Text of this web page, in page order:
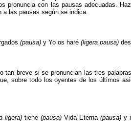
pronuncia con las pausas adecuadas.
a las pausas según se indica.
(pausa) y Yo os haré (ligera pausa)
tan breve si se pronuncian las tres
sobre todo los oyentes de los últimos
ligera)tiene (pausa) Vida Eterna (pausa)y